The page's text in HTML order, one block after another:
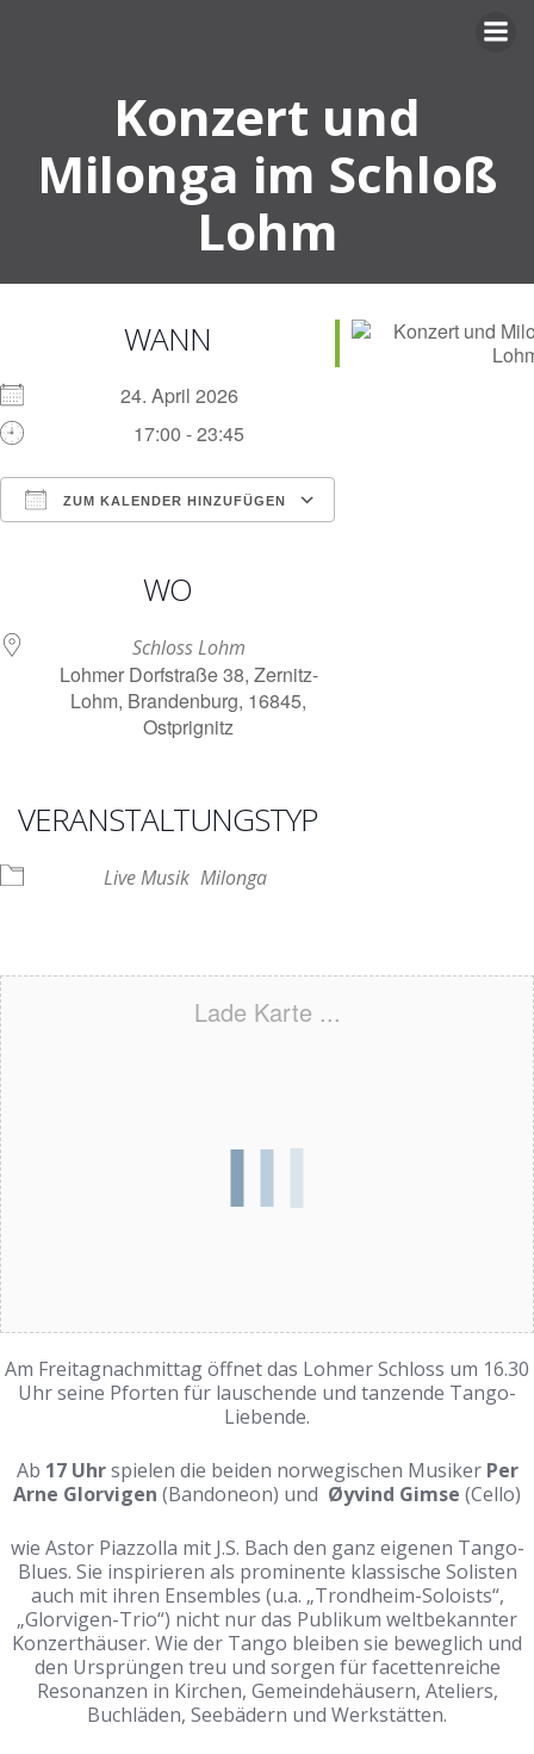
Konzert und
Milonga im Schloß
Lohm
WANN
24. April 2026
17:00 - 23:45
ZUM KALENDER HINZUFÜGEN
WO
Schloss Lohm
Lohmer Dorfstraße 38, Zernitz-
Lohm, Brandenburg, 16845,
Ostprignitz
VERANSTALTUNGSTYP
Live Musik Milonga
Lade Karte ...
Am Freitagnachmittag öffnet das Lohmer Schloss um 16.30
Uhr seine Pforten für lauschende und tanzende Tango-
Liebende.
Ab 17 Uhrspielen die beiden norwegischen Musiker Per
Arne Glorvigen (Bandoneon) und Øyvind Gimse (Cello)
wie Astor Piazzolla mit J.S. Bach den ganz eigenen Tango-
Blues. Sie inspirieren als prominente klassische Solisten
auch mit ihren Ensembles (u.a. „Trondheim-Soloists“,
„Glorvigen-Trio“) nicht nur das Publikum weltbekannter
Konzerthäuser. Wie der Tango bleiben sie beweglich und
den Ursprüngen treu und sorgen für facettenreiche
Resonanzen in Kirchen, Gemeindehäusern, Ateliers,
Buchläden, Seebädern und Werkstätten.